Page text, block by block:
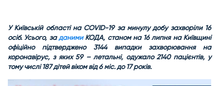
У Київській області на COVID-19 за минулу добу захворіли 16
осіб. Усього, заданимиКОДА, станом на 16 липня на Київщині
офіційно підтверджено 3144 випадки захворювання на
коронавірус, з яких 59 – летальні, одужало 2140 пацієнтів, у
тому числі 187 дітей віком від 6 міс. до 17 років.